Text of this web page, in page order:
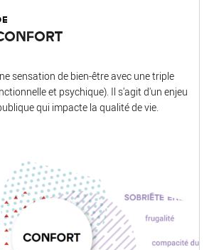
sensation de bien-être avec une triple
et psychique). Il s'agit d'un enjeu
qui impacte la qualité de vie.